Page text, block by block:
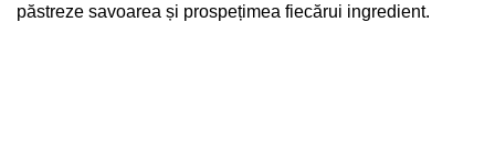
păstreze savoarea și prospețimea fiecărui ingredient.